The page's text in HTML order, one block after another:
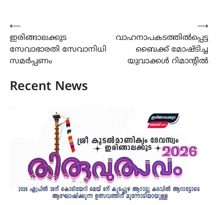
Post
navigation
⟵
ഇരിങ്ങാലക്കുട
സേവാഭാരതി സേവാനിധി
സമർപ്പണം
വാഹനാപകടത്തിൽപ്പെട്ട
ബൈക്ക് മോഷ്ടിച്ച
യുവാക്കൾ റിമാന്റിൽ
⟶
Recent News